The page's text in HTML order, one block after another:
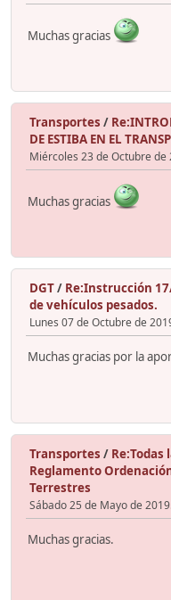
Muchas gracias
Transportes /
DE ESTIBA EN EL
Miércoles 23 de Octubre de
Muchas gracias
DGT/ Re:Instrucción
de vehículos pesados.
Lunes 07 de Octubre de
Muchas gracias por la
Transportes / Re:Todas
Reglamento
Terrestres
Sábado 25 de Mayo de
Muchas gracias.